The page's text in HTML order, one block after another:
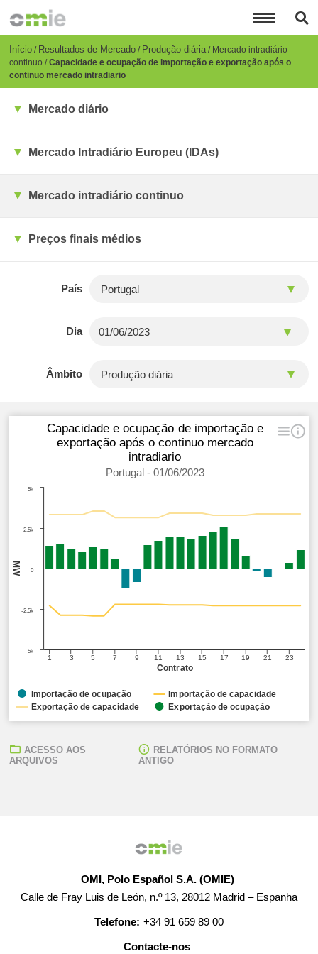
para
conteúdo
principal
Breadcrumb
Início Resultados de Mercado Produção diária Mercado intradiário
continuo Capacidade e ocupação de importação e exportação após o
continuo mercado intradiario
Mercado diário
Mercado Intradiário Europeu (IDAs)
Mercado intradiário continuo
Preços finais médios
País
Dia
Âmbito
Contrato
MW
Capacidade e ocupação de importação e
exportação após o continuo mercado
intradiario
Portugal - 01/06/2023
1 3 5 7 9 11 13 15 17 19 21 23
0
-5k
-2,5k
2,5k
5k
Importação de ocupação Importação de capacidade
Exportação de capacidade Exportação de ocupação
ACESSO AOS
ARQUIVOS
RELATÓRIOS NO FORMATO
ANTIGO
OMI, Polo Español S.A. (OMIE)
Calle de Fray Luis de León, n.º 13, 28012 Madrid – Espanha
Telefone: +34 91 659 89 00
Contacte-nos